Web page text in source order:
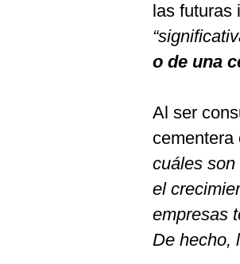
las futuras
o de una
Al ser
cementera
cuáles
el
empresas
De hecho,